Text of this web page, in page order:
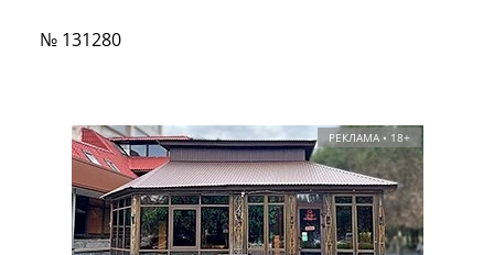
№ 131280
РЕКЛАМА • 18+